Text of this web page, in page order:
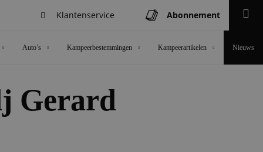
Klantenservice Abonnement
Auto’s Kampeerbestemmingen Kampeerartikelen Nieuws
Gerard